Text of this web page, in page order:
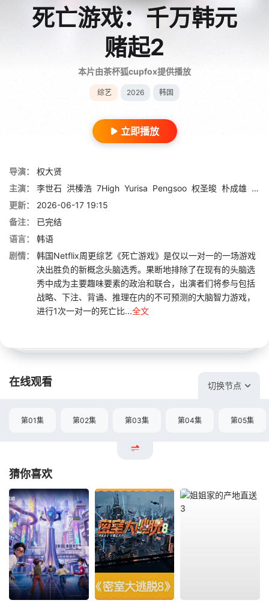
死亡游戏：千万韩元
赌起2
本片由茶杯狐cupfox提供播放
综艺 2026 韩国
立即播放
导演：
权大贤
主演：
李世石 洪榛浩 7High Yurisa Pengsoo 权圣晙 朴成雄 张
更新：
2026-06-17 19:15
备注：
已完结
语言：
韩语
剧情：
韩国Netflix周更综艺《死亡游戏》是仅以一对一的一场游戏
决出胜负的新概念头脑选秀。果断地排除了在现有的头脑选
秀中成为主要趣味要素的政治和联合，出演者们将参与包括
战略、下注、背诵、推理在内的不可预测的大脑智力游戏，
进行1次一对一的死亡比...全文
在线观看 切换节点
第01集 第02集 第03集 第04集 第05集
猜你喜欢